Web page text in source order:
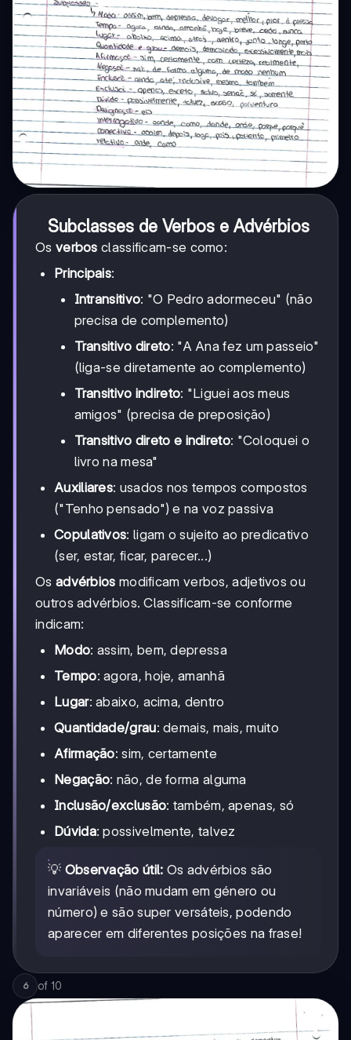
Subclasses de Verbos e Advérbios
Os verbos classificam-se como:
Principais:
Intransitivo: "O Pedro adormeceu" (não
precisa de complemento)
Transitivo direto: "A Ana fez um passeio"
(liga-se diretamente ao complemento)
Transitivo indireto: "Liguei aos meus
amigos" (precisa de preposição)
Transitivo direto e indireto: "Coloquei o
livro na mesa"
Auxiliares: usados nos tempos compostos
("Tenho pensado") e na voz passiva
Copulativos: ligam o sujeito ao predicativo
(ser, estar, ficar, parecer...)
Os advérbios modificam verbos, adjetivos ou
outros advérbios. Classificam-se conforme
indicam:
Modo: assim, bem, depressa
Tempo: agora, hoje, amanhã
Lugar: abaixo, acima, dentro
Quantidade/grau: demais, mais, muito
Afirmação: sim, certamente
Negação: não, de forma alguma
Inclusão/exclusão: também, apenas, só
Dúvida: possivelmente, talvez
💡 Observação útil: Os advérbios são
invariáveis (não mudam em género ou
número) e são super versáteis, podendo
aparecer em diferentes posições na frase!
6 of 10